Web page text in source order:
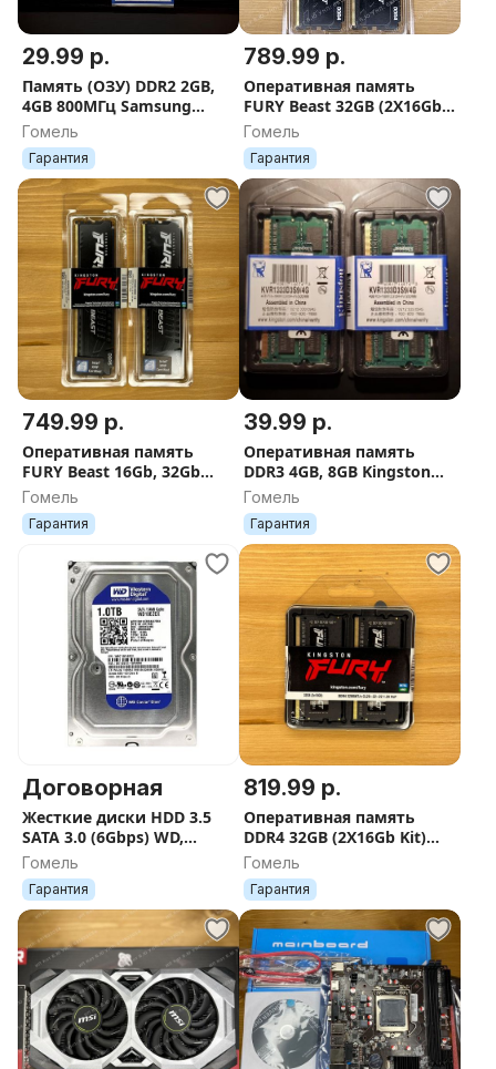
29.99 р.
Память (ОЗУ) DDR2 2GB,
4GB 800МГц Samsung
Новые
Гомель
Гарантия
789.99 р.
Оперативная память
FURY Beast 32GB (2X16Gb
Kit) DDR4 3200МГц
Гомель
Гарантия
749.99 р.
Оперативная память
FURY Beast 16Gb, 32Gb
DDR5 6000МГц
Гомель
Гарантия
39.99 р.
Оперативная память
DDR3 4GB, 8GB Kingston
Ноутбука
Гомель
Гарантия
Договорная
Жесткие диски HDD 3.5
SATA 3.0 (6Gbps) WD,
Seagate 1TB, 500Gb
Гомель
Гарантия
819.99 р.
Оперативная память
DDR4 32GB (2X16Gb Kit)
Kingston FURY Impact PC4-
25600 3200МГц для
ноутбука
Гомель
Гарантия